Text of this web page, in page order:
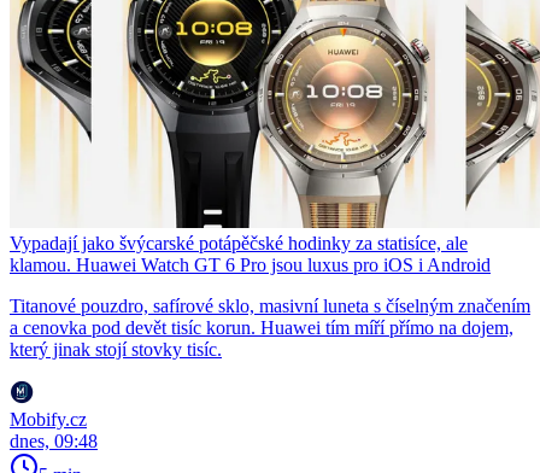
Vypadají jako švýcarské potápěčské hodinky za statisíce, ale
klamou. Huawei Watch GT 6 Pro jsou luxus pro iOS i Android
Titanové pouzdro, safírové sklo, masivní luneta s číselným značením
a cenovka pod devět tisíc korun. Huawei tím míří přímo na dojem,
který jinak stojí stovky tisíc.
Mobify.cz
dnes, 09:48